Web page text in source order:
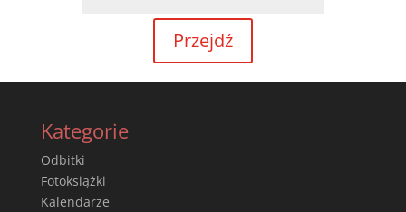
Kategorie
Odbitki
Fotoksiążki
Kalendarze